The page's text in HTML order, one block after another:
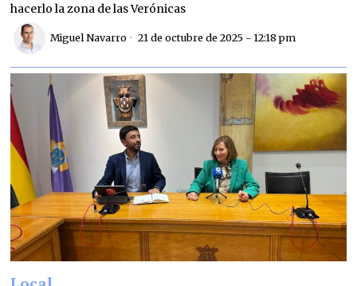
hacerlo la zona de las Verónicas
Miguel Navarro 21 de octubre de 2025 - 12:18 pm